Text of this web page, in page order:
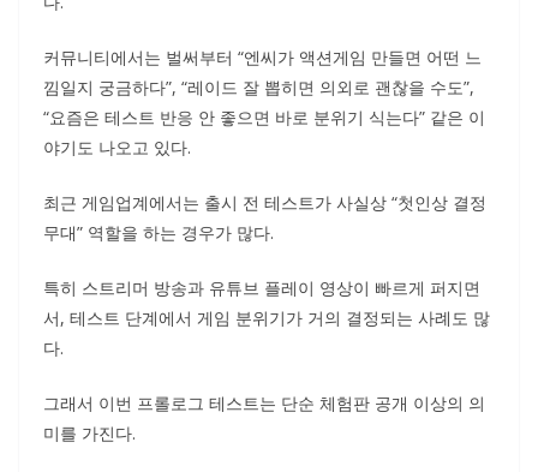
커뮤니티에서는 벌써부터 “엔씨가 액션게임 만들면 어떤 느
낌일지 궁금하다”, “레이드 잘 뽑히면 의외로 괜찮을 수도”,
“요즘은 테스트 반응 안 좋으면 바로 분위기 식는다” 같은 이
야기도 나오고 있다.
최근 게임업계에서는 출시 전 테스트가 사실상 “첫인상 결정
무대” 역할을 하는 경우가 많다.
특히 스트리머 방송과 유튜브 플레이 영상이 빠르게 퍼지면
서, 테스트 단계에서 게임 분위기가 거의 결정되는 사례도 많
다.
그래서 이번 프롤로그 테스트는 단순 체험판 공개 이상의 의
미를 가진다.